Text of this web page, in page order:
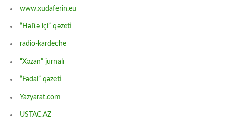
www.xudaferin.eu
“Həftə içi” qəzeti
radio-kardeche
“Xəzan” jurnalı
“Fədai” qəzeti
Yazyarat.com
USTAC.AZ